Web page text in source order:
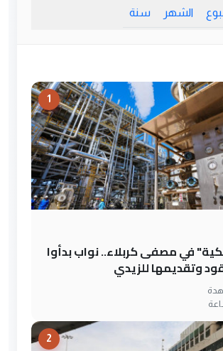
الشهر سنة
1
في مصفى كربلاء.. نواب بدأوا
وتقديمها للزيدي
2